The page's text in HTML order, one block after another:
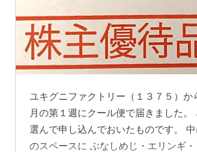
ユキグニファクトリー（１３７５）か
月の第１週にクール便で届きました。
選んで申し込んでおいたものです。
のスペースに ぶなしめじ・エリンギ